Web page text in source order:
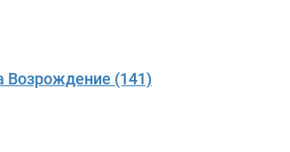
Возрождение (141)